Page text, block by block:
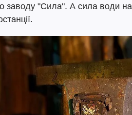
заводу "Сила". А сила води